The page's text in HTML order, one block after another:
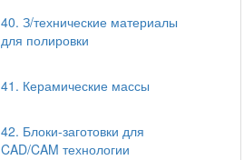
40. З/технические материалы
для полировки
41. Керамические массы
42. Блоки-заготовки для
CAD/CAM технологии